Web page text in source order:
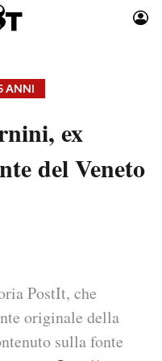
Moda
Consumismi
Altrecose
Mondiali calcio 2026
ANNI
ex
del Veneto
PostIt, che
originale della
sulla fonte